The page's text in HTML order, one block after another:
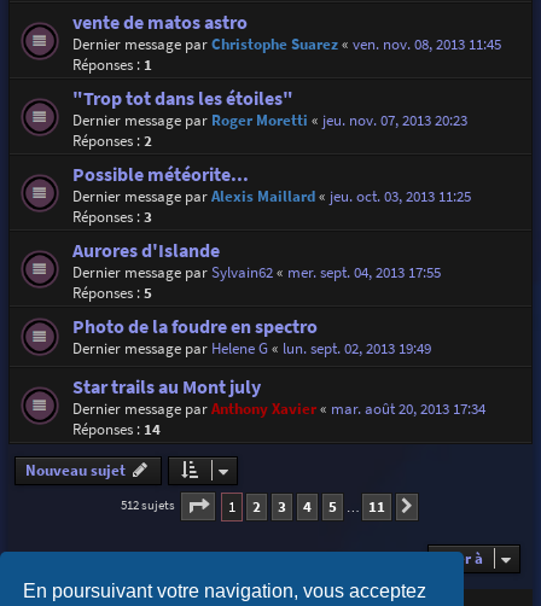
En poursuivant votre navigation, vous acceptez
vente de matos astro
Dernier message parChristophe Suarez« ven. nov. 08, 2013 11:45
Réponses : 1
"Trop tot dans les étoiles"
Dernier message par Roger Moretti « jeu. nov. 07, 2013 20:23
Réponses :2
Possible météorite...
Dernier message parAlexis Maillard« jeu. oct. 03, 2013 11:25
Réponses :3
Aurores d'Islande
Dernier message parSylvain62« mer. sept. 04, 2013 17:55
Réponses :5
Photo de la foudre en spectro
Dernier message par Helene G« lun. sept. 02, 2013 19:49
Star trails au Mont july
Dernier message parAnthony Xavier« mar. août 20, 2013 17:34
Réponses : 14
Nouveau sujet
512 sujets Page 1sur 11
1 2 3 4 5 11
Aller à